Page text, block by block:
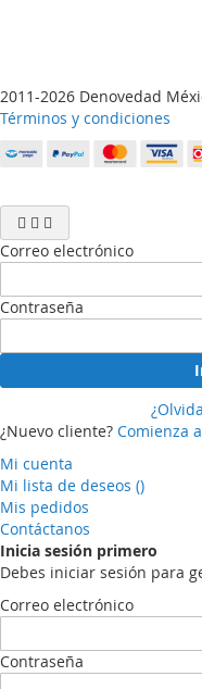
2011-2026 Denovedad
Términos y condiciones
Correo electrónico
Contraseña
¿Nuevo cliente? Comienza
Mi cuenta
Mi lista de deseos ()
Mis pedidos
Contáctanos
Inicia sesión primero
Debes iniciar sesión para
Correo electrónico
Contraseña